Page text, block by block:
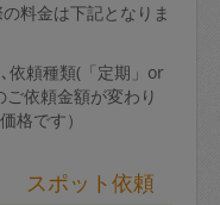
料金は下記となりま
依頼種類(「定期」or
ご依頼金額が変わり
格です）
スポット依頼